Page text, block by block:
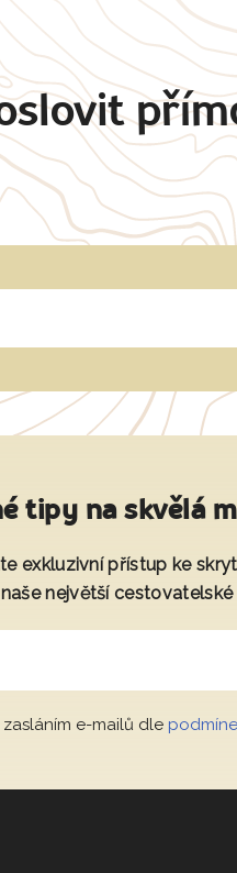
tipy na skvělá
exkluzivní přístup ke
největší
e-mailů dle